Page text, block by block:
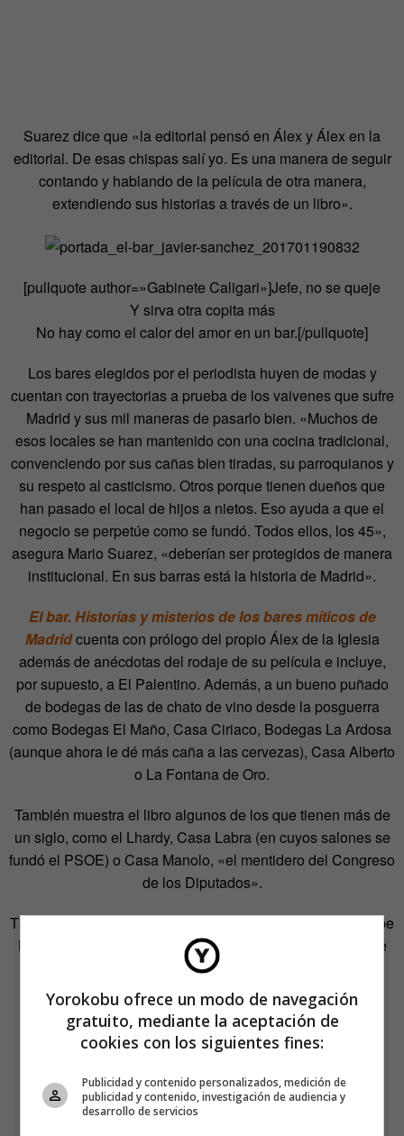
Suarez dice que «la editorial pensó en Álex y Álex en la
editorial. De esas chispas salí yo. Es una manera de seguir
contando y hablando de la película de otra manera,
extendiendo sus historias a través de un libro».
[pullquote author=»Gabinete Caligari»]Jefe, no se queje
Y sirva otra copita más
No hay como el calor del amor en un bar.[/pullquote]
Los bares elegidos por el periodista huyen de modas y
cuentan con trayectorias a prueba de los vaivenes que sufre
Madrid y sus mil maneras de pasarlo bien. «Muchos de
esos locales se han mantenido con una cocina tradicional,
convenciendo por sus cañas bien tiradas, su parroquianos y
su respeto al casticismo. Otros porque tienen dueños que
han pasado el local de hijos a nietos. Eso ayuda a que el
negocio se perpetúe como se fundó. Todos ellos, los 45»,
asegura Mario Suarez, «deberían ser protegidos de manera
institucional. En sus barras está la historia de Madrid».
Elbar. Historias y misterios de los bares míticos de
Madridcuenta con prólogo del propio Álex de la Iglesia
además de anécdotas del rodaje de su película e incluye,
por supuesto, a El Palentino. Además, a un bueno puñado
de bodegas de las de chato de vino desde la posguerra
como Bodegas El Maño, Casa Ciriaco, Bodegas La Ardosa
(aunque ahora le dé más caña a las cervezas), Casa Alberto
o La Fontana de Oro.
También muestra el libro algunos de los que tienen más de
un siglo, como el Lhardy, Casa Labra (en cuyos salones se
fundó el PSOE) o Casa Manolo, «el mentidero del Congreso
de los Diputados».
Tienen cabida los cafés como Café Manuela o el Café Pepe
Botella, en Malasaña, o el Richelieu, un café del barrio de
Salamanca inspirado en los pubs ingleses.
Yorokobu ofrece un modo de navegación
gratuito, mediante la aceptación de
cookies con los siguientes fines:
Publicidad y contenido personalizados, medición de
publicidad y contenido, investigación de audiencia y
desarrollo de servicios